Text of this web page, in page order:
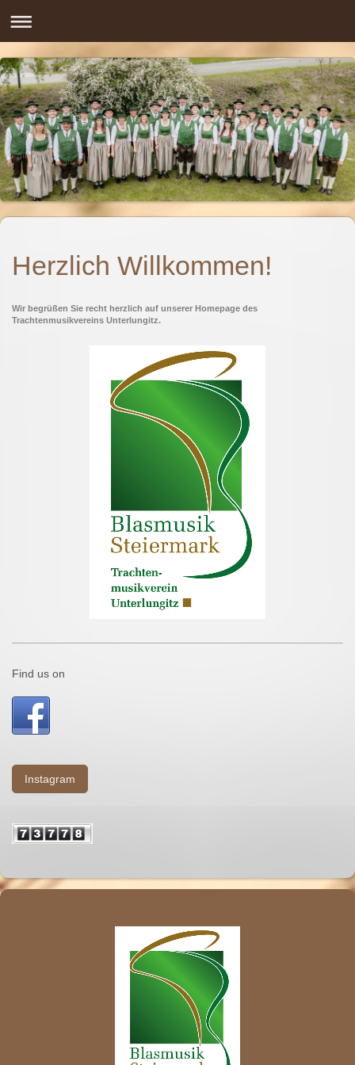
Herzlich Willkommen!
Wir begrüßen Sie recht herzlich auf unserer Homepage des
Trachtenmusikvereins Unterlungitz.
Find us on
Instagram